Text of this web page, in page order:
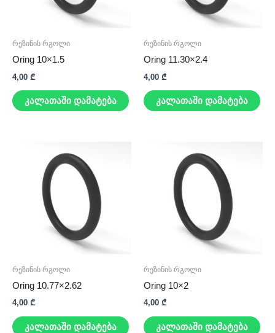
რეზინის რგოლი
Oring 10×1.5
4,00 ₾
კალათაში დამატება
რეზინის რგოლი
Oring 11.30×2.4
4,00 ₾
კალათაში დამატება
რეზინის რგოლი
Oring 10.77×2.62
4,00 ₾
კალათაში დამატება
რეზინის რგოლი
Oring 10×2
4,00 ₾
კალათაში დამატება